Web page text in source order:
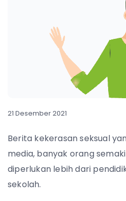
21 Desember 2021
Berita kekerasan seksual
media, banyak orang
diperlukan lebih dari
sekolah.